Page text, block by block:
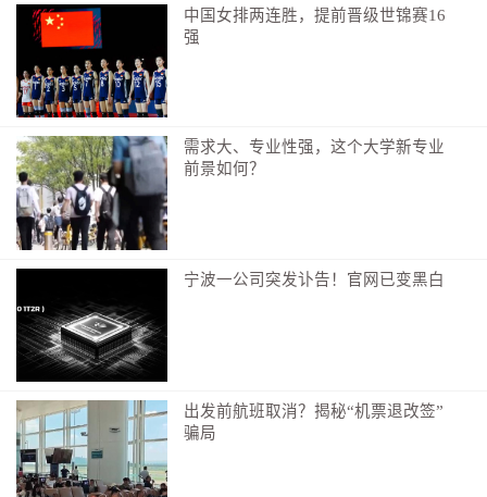
▲队员在聆听肖林斌讲解
中国女排两连胜，提前晋级世锦赛16
强
需求大、专业性强，这个大学新专业
前景如何？
宁波一公司突发讣告！官网已变黑白
出发前航班取消？揭秘“机票退改签”
骗局